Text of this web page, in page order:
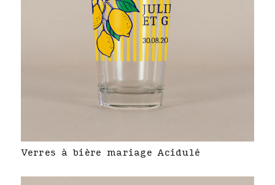
Verres à bière mariage Acidulé